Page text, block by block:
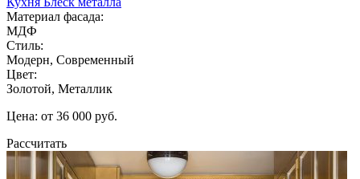
Материал фасада:
МДФ
Стиль:
Модерн, Современный
Цвет:
Золотой, Металлик
Цена: от 36 000 руб.
Рассчитать